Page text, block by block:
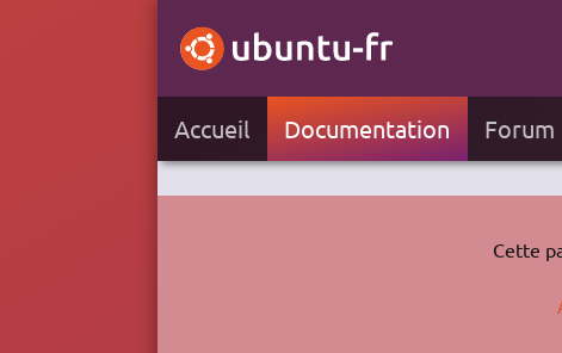
Accueil Documentation Forum
Cette